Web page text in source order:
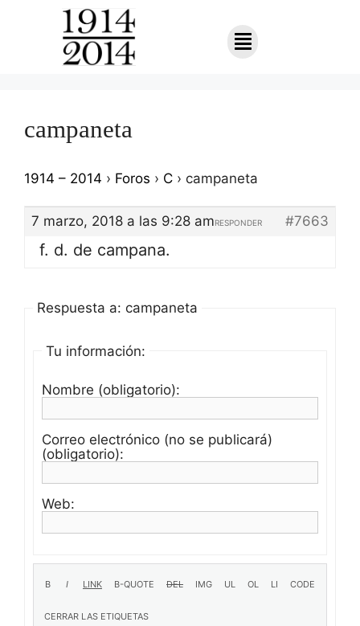
campaneta
1914 – 2014 › Foros › C › campaneta
7 marzo, 2018 a las 9:28 am #7663
RESPONDER
f. d. de campana.
Respuesta a: campaneta
Tu información:
Nombre (obligatorio):
Correo electrónico (no se publicará)
(obligatorio):
Web: